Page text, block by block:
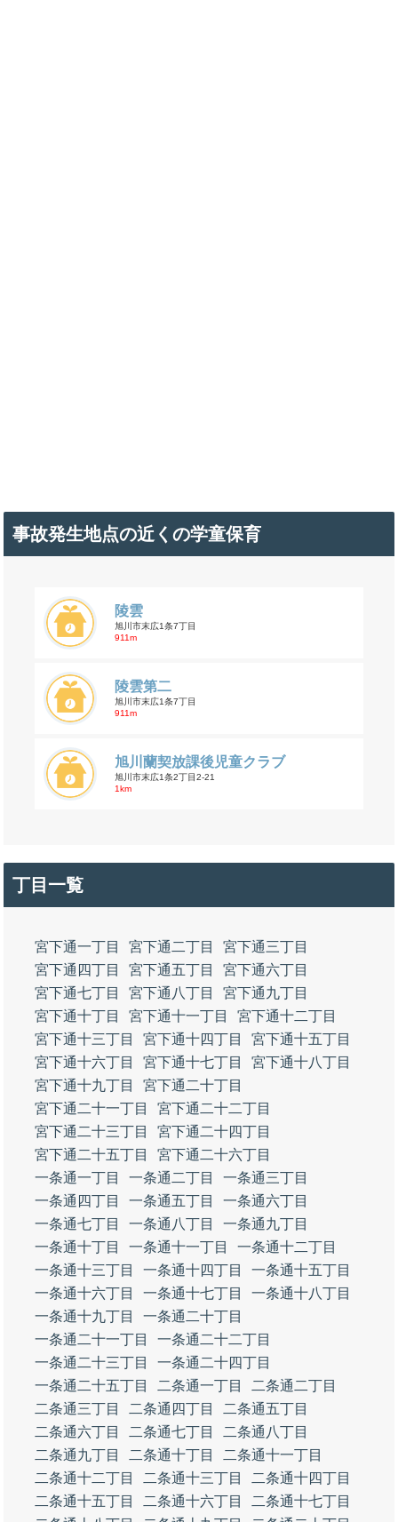
事故発生地点の近くの学童保育
陵雲
旭川市末広1条7丁目
911m
陵雲第二
旭川市末広1条7丁目
911m
旭川蘭契放課後児童クラブ
旭川市末広1条2丁目2-21
1km
丁目一覧
宮下通一丁目 宮下通二丁目
宮下通三丁目
宮下通四丁目
宮下通五丁目
宮下通六丁目
宮下通七丁目
宮下通八丁目
宮下通九丁目
宮下通十丁目
宮下通十一丁目
宮下通十二丁目
宮下通十三丁目
宮下通十四丁目
宮下通十五丁目
宮下通十六丁目
宮下通十七丁目
宮下通十八丁目
宮下通十九丁目
宮下通二十丁目
宮下通二十一丁目
宮下通二十二丁目
宮下通二十三丁目
宮下通二十四丁目
宮下通二十五丁目
宮下通二十六丁目
一条通一丁目
一条通二丁目
一条通三丁目
一条通四丁目
一条通五丁目
一条通六丁目
一条通七丁目
一条通八丁目
一条通九丁目
一条通十丁目
一条通十一丁目
一条通十二丁目
一条通十三丁目
一条通十四丁目
一条通十五丁目
一条通十六丁目
一条通十七丁目
一条通十八丁目
一条通十九丁目
一条通二十丁目
一条通二十一丁目
一条通二十二丁目
一条通二十三丁目
一条通二十四丁目
一条通二十五丁目
二条通一丁目
二条通二丁目
二条通三丁目
二条通四丁目
二条通五丁目
二条通六丁目
二条通七丁目
二条通八丁目
二条通九丁目
二条通十丁目
二条通十一丁目
二条通十二丁目
二条通十三丁目
二条通十四丁目
二条通十五丁目
二条通十六丁目
二条通十七丁目